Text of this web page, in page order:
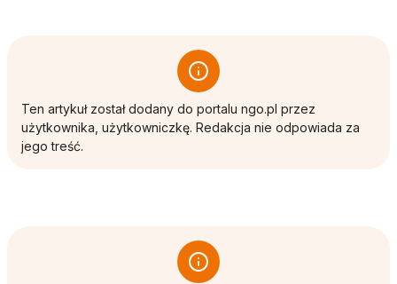
Ten artykuł został dodany do portalu ngo.pl przez
użytkownika, użytkowniczkę. Redakcja nie odpowiada za
jego treść.